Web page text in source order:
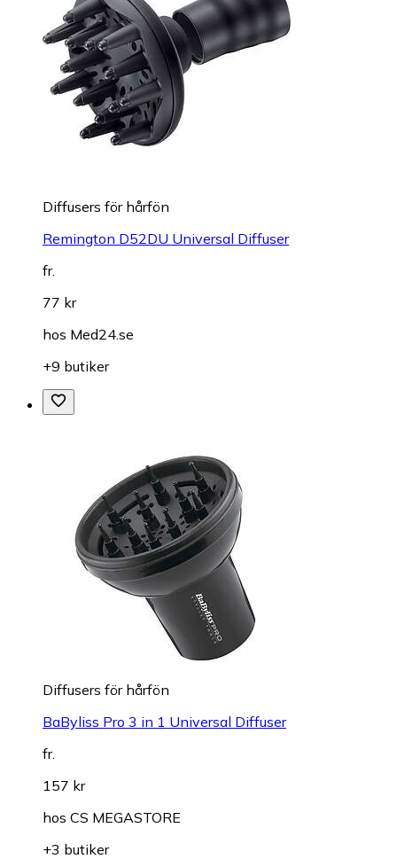
Diffusers för hårfön
Remington D52DU Universal Diffuser
fr.
77 kr
hos Med24.se
+9 butiker
Diffusers för hårfön
BaByliss Pro 3 in 1 Universal Diffuser
fr.
157 kr
hos CS MEGASTORE
+3 butiker